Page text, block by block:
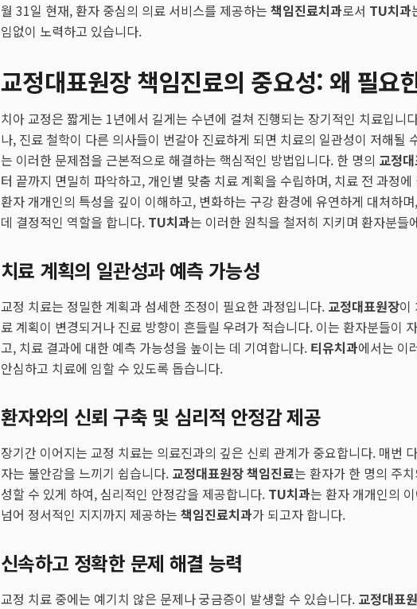
월 31일 현재, 환자 중심의 의료 서비스를 제공하는 책임진료치과로서 TU치과
임없이 노력하고 있습니다.
교정대표원장 책임진료의 중요성: 왜 필요
치아 교정은 짧게는 1년에서 길게는 수년에 걸쳐 진행되는 장기적인 치료입니
나, 진료 철학이 다른 의사들이 번갈아 진료하게 되면 치료의 일관성이 저해될
는 이러한 문제점을 근본적으로 해결하는 핵심적인 방법입니다. 한 명의 교정
터 끝까지 면밀히 파악하고, 개인별 맞춤 치료 계획을 수립하며, 치료 전 과정
환자 개개인의 특성을 깊이 이해하고, 변화하는 구강 환경에 유연하게 대처하
데 결정적인 역할을 합니다. TU치과는 이러한 원칙을 철저히 지키며 환자분들
치료 계획의 일관성과 예측 가능성
교정 치료는 정밀한 계획과 섬세한 조정이 필요한 과정입니다. 교정대표원장이
료 계획이 변경되거나 진료 방향이 흔들릴 우려가 적습니다. 이는 환자분들이
고, 치료 결과에 대한 예측 가능성을 높이는 데 기여합니다. 티유치과에서는 이
안심하고 치료에 임할 수 있도록 돕습니다.
환자와의 신뢰 구축 및 심리적 안정감 제공
장기간 이어지는 교정 치료는 의료진과의 깊은 신뢰 관계가 중요합니다. 매번
자는 불안감을 느끼기 쉽습니다. 교정대표원장 책임진료는 환자가 한 명의 주
성할 수 있게 하여, 심리적인 안정감을 제공합니다. TU치과는 환자 개개인의
넘어 정서적인 지지까지 제공하는 책임진료치과가 되고자 합니다.
신속하고 정확한 문제 해결 능력
교정 치료 중에는 예기치 않은 문제나 궁금증이 발생할 수 있습니다. 교정대표